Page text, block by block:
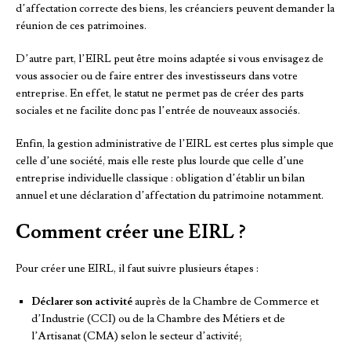
d’affectation correcte des biens, les créanciers peuvent demander la
réunion de ces patrimoines.
D’autre part, l’EIRL peut être moins adaptée si vous envisagez de
vous associer ou de faire entrer des investisseurs dans votre
entreprise. En effet, le statut ne permet pas de créer des parts
sociales et ne facilite donc pas l’entrée de nouveaux associés.
Enfin, la gestion administrative de l’EIRL est certes plus simple que
celle d’une société, mais elle reste plus lourde que celle d’une
entreprise individuelle classique : obligation d’établir un bilan
annuel et une déclaration d’affectation du patrimoine notamment.
Comment créer une EIRL ?
Pour créer une EIRL, il faut suivre plusieurs étapes :
Déclarer son activitéauprès de la Chambre de Commerce et
d’Industrie (CCI) ou de la Chambre des Métiers et de
l’Artisanat (CMA) selon le secteur d’activité;